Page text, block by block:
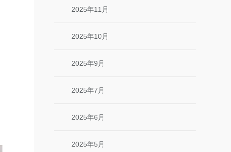
2025年11月
2025年10月
2025年9月
2025年7月
2025年6月
2025年5月